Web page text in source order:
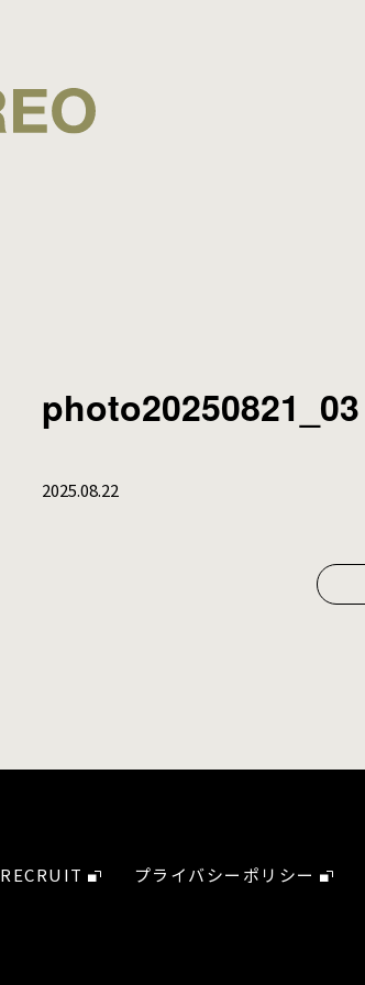
photo20250821_03
2025.08.22
RECRUIT プライバシーポリシー